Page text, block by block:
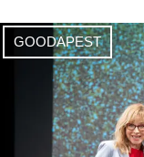
GOODAPEST